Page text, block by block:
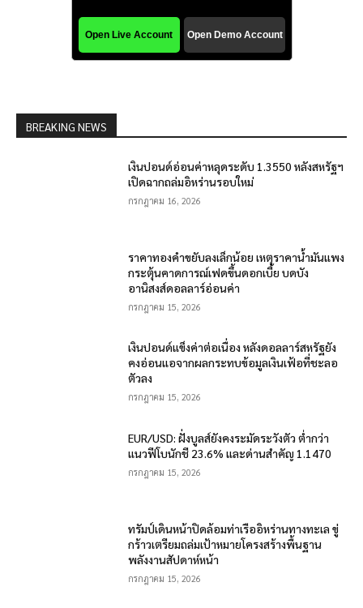
BREAKING NEWS
เงินปอนด์อ่อนค่าหลุดระดับ 1.3550 หลังสหรัฐฯ
เปิดฉากถล่มอิหร่านรอบใหม่
กรกฎาคม 16, 2026
ราคาทองคำขยับลงเล็กน้อย เหตุราคาน้ำมันแพง
กระตุ้นคาดการณ์เฟดขึ้นดอกเบี้ย บดบัง
อานิสงส์ดอลลาร์อ่อนค่า
กรกฎาคม 15, 2026
เงินปอนด์แข็งค่าต่อเนื่อง หลังดอลลาร์สหรัฐยัง
คงอ่อนแอจากผลกระทบข้อมูลเงินเฟ้อที่ชะลอ
ตัวลง
กรกฎาคม 15, 2026
EUR/USD: ฝั่งบูลส์ยังคงระมัดระวังตัว ต่ำกว่า
แนวฟีโบนักชี 23.6% และด่านสำคัญ 1.1470
กรกฎาคม 15, 2026
ทรัมป์เดินหน้าปิดล้อมท่าเรืออิหร่านทางทะเล ขู่
กร้าวเตรียมถล่มเป้าหมายโครงสร้างพื้นฐาน
พลังงานสัปดาห์หน้า
กรกฎาคม 15, 2026